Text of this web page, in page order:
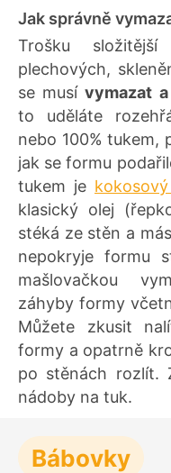
Jak správně
Trošku
plechových,
se musívymazat
to uděláte
nebo 100% tukem,
jak se formu
tukem je
klasický olej
stéká ze stěn a
nepokryje formu
mašlovačkou
záhyby formy
Můžete zkusit
formy a opatrně
po stěnách rozlít.
nádoby na tuk.
Bábovky